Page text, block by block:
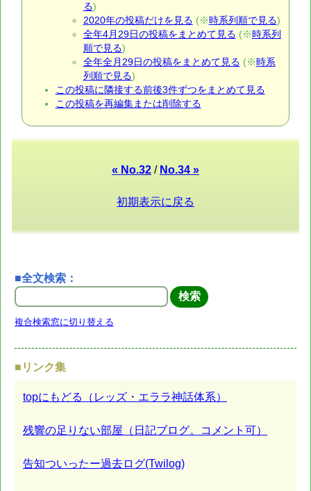
る)
2020年の投稿だけを見る (※時系列順で見る)
全年4月29日の投稿をまとめて見る (※時系列
順で見る)
全年全月29日の投稿をまとめて見る (※時系
列順で見る)
この投稿に隣接する前後3件ずつをまとめて見る
この投稿を再編集または削除する
« No.32 / No.34 »
初期表示に戻る
■全文検索：
複合検索窓に切り替える
■リンク集
topにもどる（レッズ・エララ神話体系）
残響の足りない部屋（日記ブログ。コメント可）
告知ついったー過去ログ(Twilog)